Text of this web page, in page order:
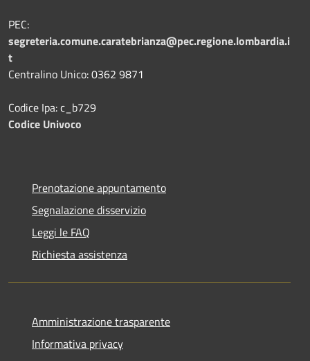
PEC:
segreteria.comune.caratebrianza@pec.regione.lombardia.i
t
Centralino Unico: 0362 9871
Codice Ipa: c_b729
Codice Univoco
Prenotazione appuntamento
Segnalazione disservizio
Leggi le FAQ
Richiesta assistenza
Amministrazione trasparente
Informativa privacy